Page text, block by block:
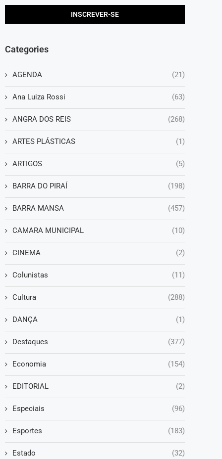
Categories
AGENDA (21)
Ana Luiza Rossi (63)
ANGRA DOS REIS (268)
ARTES PLÁSTICAS (1)
ARTIGOS (5)
BARRA DO PIRAÍ (198)
BARRA MANSA (457)
CAMARA MUNICIPAL (10)
CINEMA (2)
Colunistas (11)
Cultura (288)
DANÇA (1)
Destaques (377)
Economia (154)
EDITORIAL (2)
Especiais (96)
Esportes (183)
Estado (32)